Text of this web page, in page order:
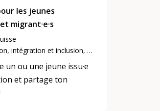
les jeunes
migrant·e·s
Participation, intégration et inclusion, L’engagement d’utilité publique, Mentoring
un ou une jeune issu·e
et partage ton